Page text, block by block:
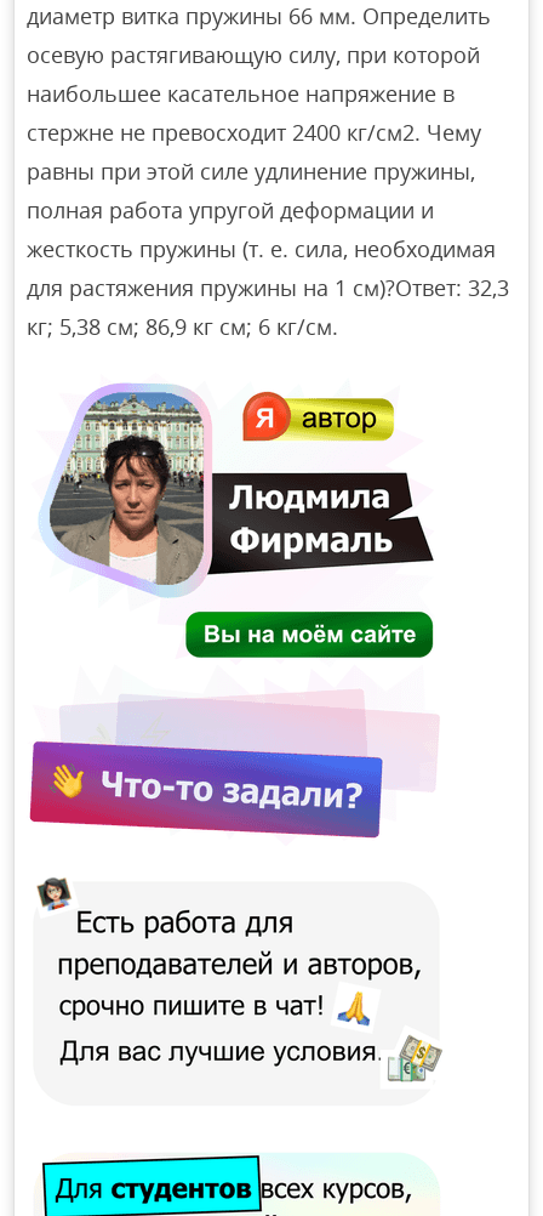
диаметр витка пружины 66 мм. Определить
осевую растягивающую силу, при которой
наибольшее касательное напряжение в
стержне не превосходит 2400 кг/см2. Чему
равны при этой силе удлинение пружины,
полная работа упругой деформации и
жесткость пружины (т. е. сила, необходимая
для растяжения пружины на 1 см)?Ответ: 32,3
кг; 5,38 см; 86,9 кг см; 6 кг/см.